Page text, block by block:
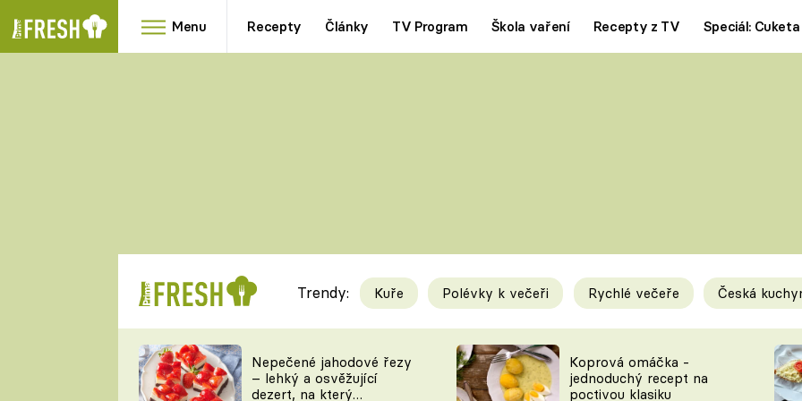
Menu Recepty Články TV Program Škola vaření Recepty z TV Speciál: Cuketa
RYCHLOVKY
Videorecepty
TEĎ VAŘÍ ŠÉF!
Tipy a triky
KAM ZA JÍDLEM
Trendy: Kuře Polévky k večeři Rychlé večeře Česká
Nepečené jahodové řezy
– lehký a osvěžující
dezert, na který
Koprová omáčka -
jednoduchý recept na
poctivou klasiku